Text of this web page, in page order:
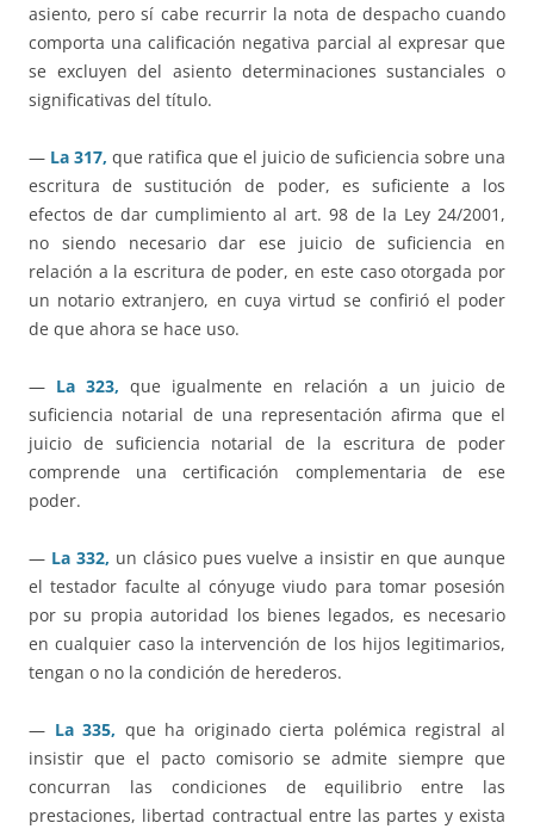
asiento, pero sí cabe recurrir la nota de despacho cuando
comporta una calificación negativa parcial al expresar que
se excluyen del asiento determinaciones sustanciales o
significativas del título.
— La 317, que ratifica que el juicio de suficiencia sobre una
escritura de sustitución de poder, es suficiente a los
efectos de dar cumplimiento al art. 98 de la Ley 24/2001,
no siendo necesario dar ese juicio de suficiencia en
relación a la escritura de poder, en este caso otorgada por
un notario extranjero, en cuya virtud se confirió el poder
de que ahora se hace uso.
— La 323, que igualmente en relación a un juicio de
suficiencia notarial de una representación afirma que el
juicio de suficiencia notarial de la escritura de poder
comprende una certificación complementaria de ese
poder.
— La 332, un clásico pues vuelve a insistir en que aunque
el testador faculte al cónyuge viudo para tomar posesión
por su propia autoridad los bienes legados, es necesario
en cualquier caso la intervención de los hijos legitimarios,
tengan o no la condición de herederos.
— La 335, que ha originado cierta polémica registral al
insistir que el pacto comisorio se admite siempre que
concurran las condiciones de equilibrio entre las
prestaciones, libertad contractual entre las partes y exista